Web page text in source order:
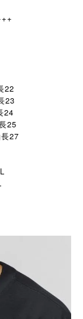
22
23
24
25
27